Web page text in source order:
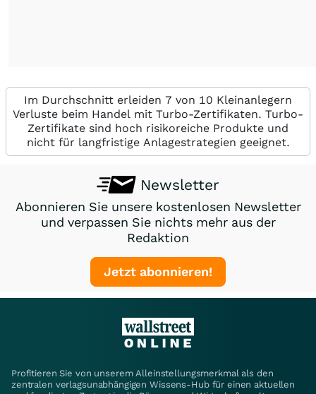
Im Durchschnitt erleiden 7 von 10 Kleinanlegern
Verluste beim Handel mit Turbo-Zertifikaten. Turbo-
Zertifikate sind hoch risikoreiche Produkte und
nicht für langfristige Anlagestrategien geeignet.
Newsletter
Abonnieren Sie unsere kostenlosen Newsletter
und verpassen Sie nichts mehr aus der
Redaktion
Jetzt abonnieren!
Profitieren Sie von unserem Alleinstellungsmerkmal als den
zentralen verlagsunabhängigen Wissens-Hub für einen aktuellen